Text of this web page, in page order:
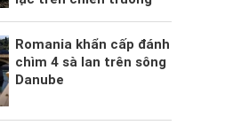
Romania khẩn cấp đánh
chìm 4 sà lan trên sông
Danube